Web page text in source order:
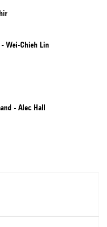
- Wei-Chieh Lin
- Alec Hall